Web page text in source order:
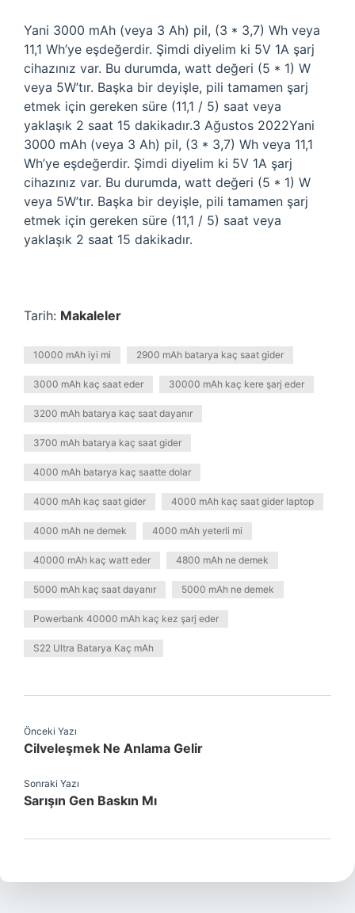
Yani 3000 mAh (veya 3 Ah) pil, (3 * 3,7) Wh veya
11,1 Wh’ye eşdeğerdir. Şimdi diyelim ki 5V 1A şarj
cihazınız var. Bu durumda, watt değeri (5 * 1) W
veya 5W’tır. Başka bir deyişle, pili tamamen şarj
etmek için gereken süre (11,1 / 5) saat veya
yaklaşık 2 saat 15 dakikadır.3 Ağustos 2022Yani
3000 mAh (veya 3 Ah) pil, (3 * 3,7) Wh veya 11,1
Wh’ye eşdeğerdir. Şimdi diyelim ki 5V 1A şarj
cihazınız var. Bu durumda, watt değeri (5 * 1) W
veya 5W’tır. Başka bir deyişle, pili tamamen şarj
etmek için gereken süre (11,1 / 5) saat veya
yaklaşık 2 saat 15 dakikadır.
Tarih: Makaleler
10000 mAh iyi mi 2900 mAh batarya kaç saat gider
3000 mAh kaç saat eder 30000 mAh kaç kere şarj eder
3200 mAh batarya kaç saat dayanır
3700 mAh batarya kaç saat gider
4000 mAh batarya kaç saatte dolar
4000 mAh kaç saat gider 4000 mAh kaç saat gider laptop
4000 mAh ne demek 4000 mAh yeterli mi
40000 mAh kaç watt eder 4800 mAh ne demek
5000 mAh kaç saat dayanır 5000 mAh ne demek
Powerbank 40000 mAh kaç kez şarj eder
S22 Ultra Batarya Kaç mAh
Önceki Yazı
Cilveleşmek Ne Anlama Gelir
Sonraki Yazı
Sarışın Gen Baskın Mı